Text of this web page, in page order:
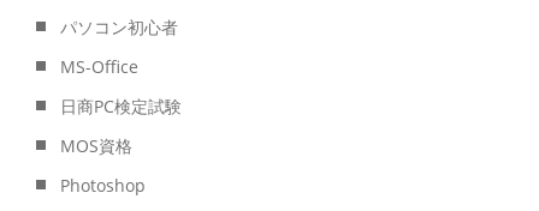
パソコン初心者
MS-Office
日商PC検定試験
MOS資格
Photoshop